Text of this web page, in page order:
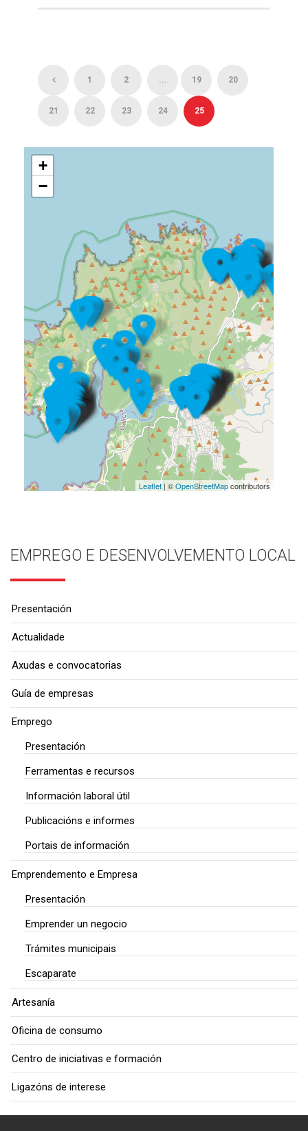
1 2 ... 19 20
21 22 23 24 25
+
−
Leaflet| ©OpenStreetMapcontributors
EMPREGO E DESENVOLVEMENTO LOCAL
Presentación
Actualidade
Axudas e convocatorias
Guía de empresas
Emprego
Presentación
Ferramentas e recursos
Información laboral útil
Publicacións e informes
Portais de información
Emprendemento e Empresa
Presentación
Emprender un negocio
Trámites municipais
Escaparate
Artesanía
Oficina de consumo
Centro de iniciativas e formación
Ligazóns de interese